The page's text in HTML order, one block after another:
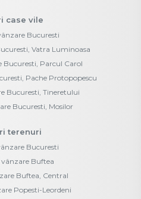
case vile
Bucuresti
Vatra Luminoasa
Bucuresti, Parcul Carol
Pache Protopopescu
Bucuresti, Tineretului
Bucuresti, Mosilor
terenuri
Bucuresti
vânzare Buftea
Buftea, Central
Popesti-Leordeni